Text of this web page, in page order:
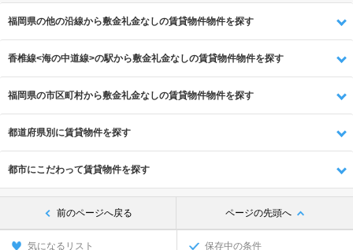
福岡県の他の沿線から敷金礼金なしの賃貸物件物件を探す
香椎線<海の中道線>の駅から敷金礼金なしの賃貸物件物件を探す
福岡県の市区町村から敷金礼金なしの賃貸物件物件を探す
都道府県別に賃貸物件を探す
都市にこだわって賃貸物件を探す
前のページへ戻る ページの先頭へ
気になるリスト 保存中の条件